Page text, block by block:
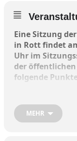
Eine Sitzung
in Rott findet
Uhr im
der
folgende
vom 14.01.2025
2.
MEHR